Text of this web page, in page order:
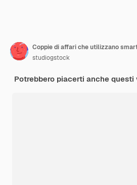
Coppie di affari che utilizzano
studiogstock
Potrebbero piacerti anche questi